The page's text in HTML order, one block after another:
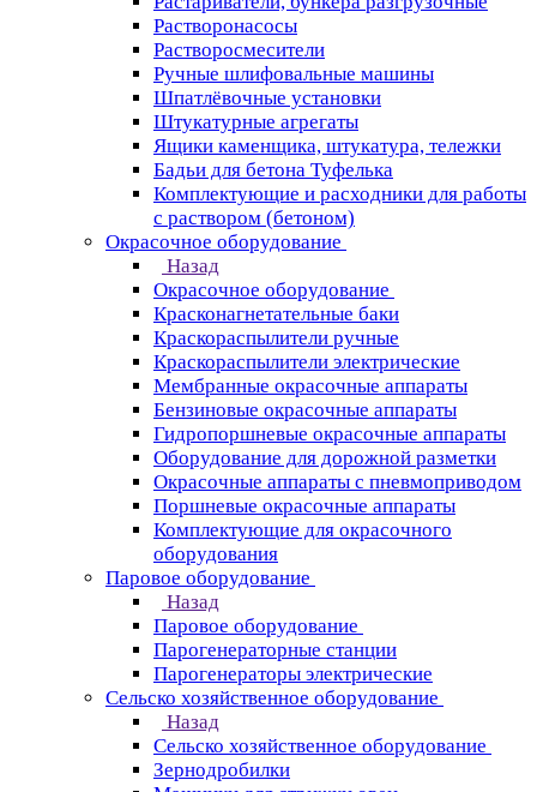
Растворонасосы
Растворосмесители
Ручные шлифовальные машины
Шпатлёвочные установки
Штукатурные агрегаты
Ящики каменщика, штукатура, тележки
Бадьи для бетона Туфелька
Комплектующие и расходники для работы
с раствором (бетоном)
Окрасочное оборудование
Назад
Окрасочное оборудование
Красконагнетательные баки
Краскораспылители ручные
Краскораспылители электрические
Мембранные окрасочные аппараты
Бензиновые окрасочные аппараты
Гидропоршневые окрасочные аппараты
Оборудование для дорожной разметки
Окрасочные аппараты с пневмоприводом
Поршневые окрасочные аппараты
Комплектующие для окрасочного
оборудования
Паровое оборудование
Назад
Паровое оборудование
Парогенераторные станции
Парогенераторы электрические
Сельско хозяйственное оборудование
Назад
Сельско хозяйственное оборудование
Зернодробилки